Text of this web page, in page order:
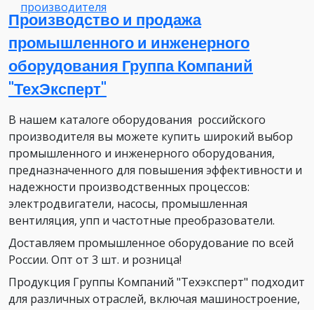
Производство и продажа
промышленного и инженерного
оборудования Группа Компаний
"ТехЭксперт"
В нашем каталоге оборудования российского
производителя вы можете купить широкий выбор
промышленного и инженерного оборудования,
предназначенного для повышения эффективности и
надежности производственных процессов:
электродвигатели, насосы, промышленная
вентиляция, упп и частотные преобразователи.
Доставляем промышленное оборудование по всей
России. Опт от 3 шт. и розница!
Продукция Группы Компаний "Техэксперт" подходит
для различных отраслей, включая машиностроение,